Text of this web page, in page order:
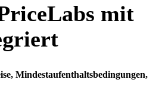
mit
Mindestaufenthaltsbedingungen,